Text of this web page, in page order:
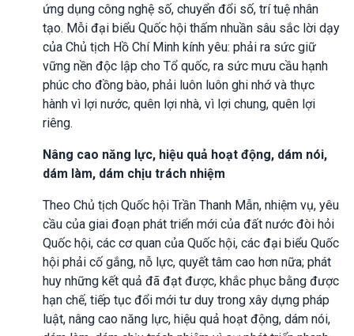
ứng dụng công nghệ số, chuyển đổi số, trí tuệ nhân
tạo. Mỗi đại biểu Quốc hội thấm nhuần sâu sắc lời dạy
của Chủ tịch Hồ Chí Minh kính yêu: phải ra sức giữ
vững nền độc lập cho Tổ quốc, ra sức mưu cầu hạnh
phúc cho đồng bào, phải luôn luôn ghi nhớ và thực
hành vì lợi nước, quên lợi nhà, vì lợi chung, quên lợi
riêng.
Nâng cao năng lực, hiệu quả hoạt động, dám nói,
dám làm, dám chịu trách nhiệm
Theo Chủ tịch Quốc hội Trần Thanh Mẫn, nhiệm vụ, yêu
cầu của giai đoạn phát triển mới của đất nước đòi hỏi
Quốc hội, các cơ quan của Quốc hội, các đại biểu Quốc
hội phải cố gắng, nỗ lực, quyết tâm cao hơn nữa; phát
huy những kết quả đã đạt được, khắc phục bằng được
hạn chế, tiếp tục đổi mới tư duy trong xây dựng pháp
luật, nâng cao năng lực, hiệu quả hoạt động, dám nói,